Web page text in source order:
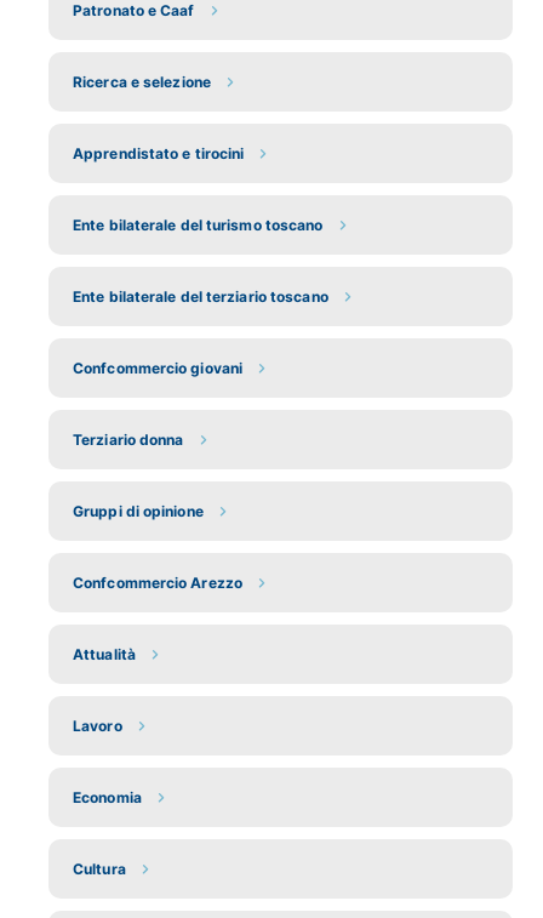
Patronato e Caaf
Ricerca e selezione
Apprendistato e tirocini
Ente bilaterale del turismo toscano
Ente bilaterale del terziario toscano
Confcommercio giovani
Terziario donna
Gruppi di opinione
Confcommercio Arezzo
Attualità
Lavoro
Economia
Cultura